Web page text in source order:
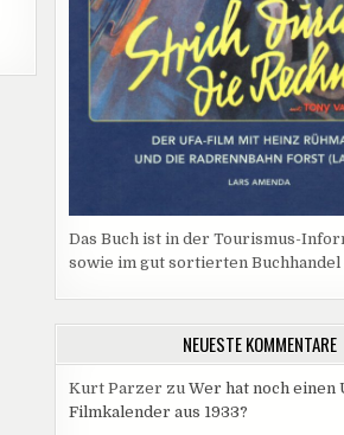
Das Buch ist in der Tourismus-
sowie im gut sortierten
NEUESTE KOMMENTARE
Kurt Parzer zu Wer hat noch einen
Filmkalender aus 1933?